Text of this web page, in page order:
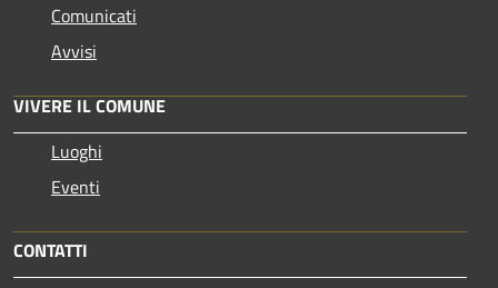
Comunicati
Avvisi
VIVERE IL COMUNE
Luoghi
Eventi
CONTATTI